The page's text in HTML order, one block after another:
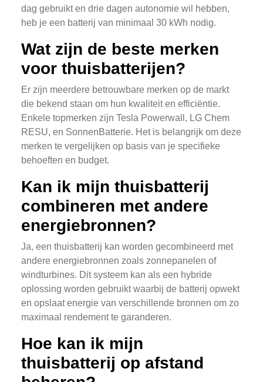
dag gebruikt en drie dagen autonomie wil hebben,
heb je een batterij van minimaal 30 kWh nodig.
Wat zijn de beste merken
voor thuisbatterijen?
Er zijn meerdere betrouwbare merken op de markt
die bekend staan om hun kwaliteit en efficiëntie.
Enkele topmerken zijn Tesla Powerwall, LG Chem
RESU, en SonnenBatterie. Het is belangrijk om deze
merken te vergelijken op basis van je specifieke
behoeften en budget.
Kan ik mijn thuisbatterij
combineren met andere
energiebronnen?
Ja, een thuisbatterij kan worden gecombineerd met
andere energiebronnen zoals zonnepanelen of
windturbines. Dit systeem kan als een hybride
oplossing worden gebruikt waarbij de batterij opwekt
en opslaat energie van verschillende bronnen om zo
maximaal rendement te garanderen.
Hoe kan ik mijn
thuisbatterij op afstand